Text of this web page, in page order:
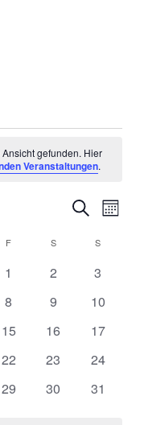
gefunden. Hier
Veranstaltungen.
und
Suche
Monat
F SSAMSTAGS
0
1
0
2
0
3
0
8
0
9
0
10
0
15
0
16
0
17
0
22
0
23
0
24
0
29
0
30
0
31